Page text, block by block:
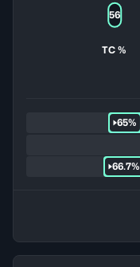
TC %
56
65%
66.7%